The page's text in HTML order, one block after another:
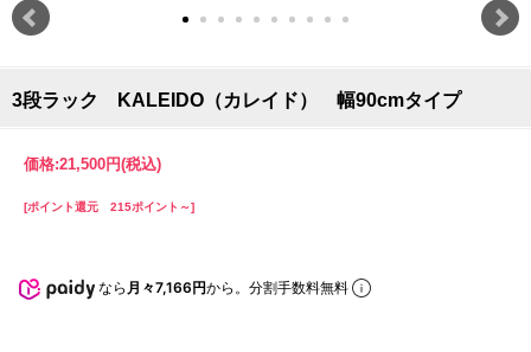
3段ラック KALEIDO（カレイド） 幅90cmタイプ
価格:21,500円(税込)
[ポイント還元 215ポイント～]
なら 月々7,166円から。分割手数料無料